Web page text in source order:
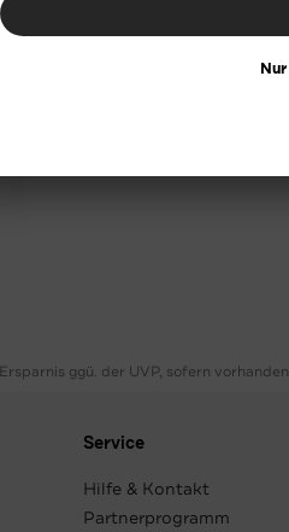
ggü. der UVP, sofern vorhanden
Service
Hilfe & Kontakt
Partnerprogramm